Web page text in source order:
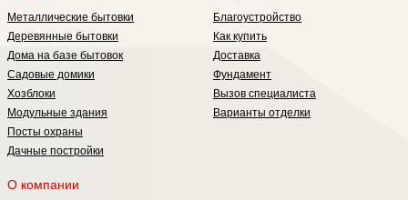
Металлические бытовки
Деревянные бытовки
Дома на базе бытовок
Садовые домики
Хозблоки
Модульные здания
Посты охраны
Дачные постройки
Благоустройство
Как купить
Доставка
Фундамент
Вызов специалиста
Варианты отделки
О компании